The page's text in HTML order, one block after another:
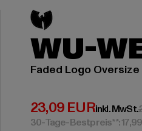
WU-
Faded Logo Oversize
23,09 EUR
Derzeitiger Preis:
inkl. MwSt.
30-Tage-Bestpreis**: 17,99